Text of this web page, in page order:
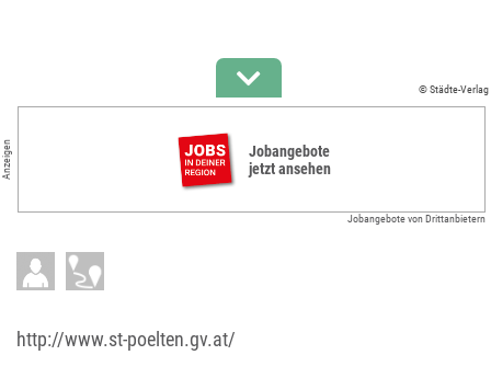
© Städte-Verlag
Anzeigen
Jobangebote
jetzt ansehen
Jobangebote von Drittanbietern
http://www.st-poelten.gv.at/